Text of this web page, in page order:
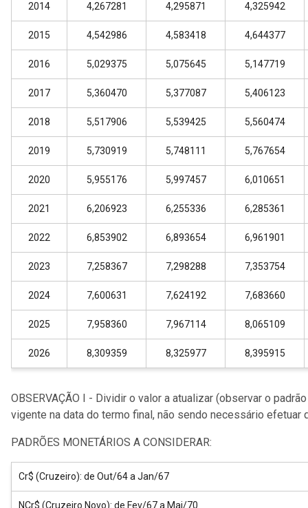
2014 4,267281 4,295871 4,325942
2015 4,542986 4,583418 4,644377
2016 5,029375 5,075645 5,147719
2017 5,360470 5,377087 5,406123
2018 5,517906 5,539425 5,560474
2019 5,730919 5,748111 5,767654
2020 5,955176 5,997457 6,010651
2021 6,206923 6,255336 6,285361
2022 6,853902 6,893654 6,961901
2023 7,258367 7,298288 7,353754
2024 7,600631 7,624192 7,683660
2025 7,958360 7,967114 8,065109
2026 8,309359 8,325977 8,395915
OBSERVAÇÃO I - Dividir o valor a atualizar (observar o
vigente na data do termo final, não sendo necessário
PADRÕES MONETÁRIOS A CONSIDERAR:
Cr$ (Cruzeiro): de Out/64 a Jan/67
NCr$ (Cruzeiro Novo): de Fev/67 a Mai/70